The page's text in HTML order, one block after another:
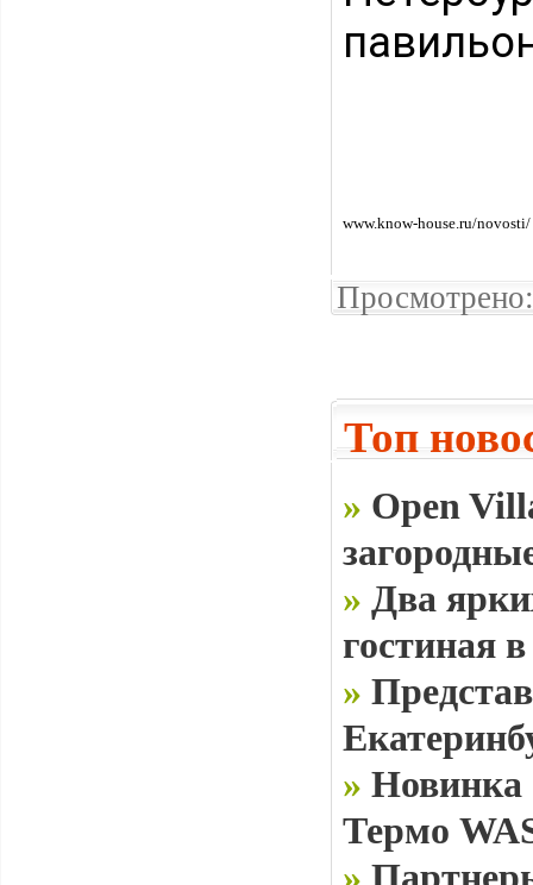
www.know-house.ru/novosti/
Топ
» Open
» Два
гостиная
»
» Новинка
Термо